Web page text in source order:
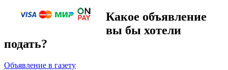
Какое объявление
вы бы хотели
подать?
Объявление в газету